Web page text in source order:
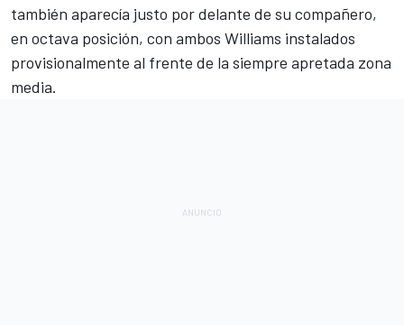
también aparecía justo por delante de su compañero,
en octava posición, con ambos Williams instalados
provisionalmente al frente de la siempre apretada zona
media.